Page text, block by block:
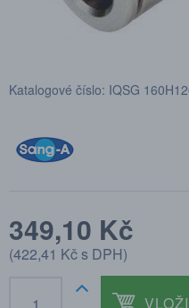
Katalogové číslo: IQSG
349,10 Kč
(422,41 Kčs DPH)